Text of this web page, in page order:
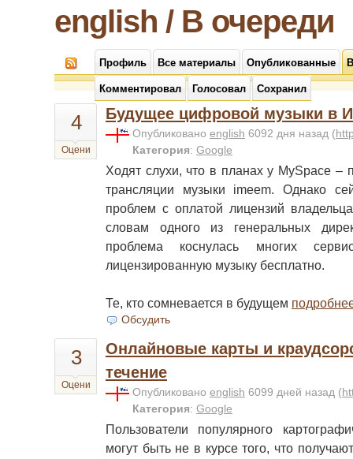
english / В очереди
Профиль Все материалы Опубликованные
Комментировал Голосовал Сохранил
4
Оцени
Будущее цифровой музыки в
Опубликовано english 6092 дня назад (
Категория: Google
Ходят слухи, что в планах у MySpace –
трансляции музыки imeem. Однако
проблем с оплатой лицензий
словам одного из генеральных
проблема коснулась многих
лицензированную музыку бесплатно.
Те, кто сомневается в будущем
Обсудить
3
Оцени
Онлайновые карты и
течение
Опубликовано english 6099 дней назад (
Категория: Google
Пользователи популярного
могут быть не в курсе того, что